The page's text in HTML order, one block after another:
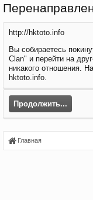
http://hktoto.info
Вы собираетесь
Clan" и перейти на
никакого отношения.
hktoto.info.
Продолжить...
Главная